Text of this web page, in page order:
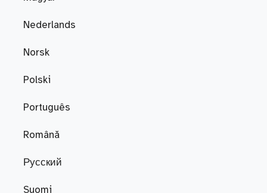
Nederlands
Norsk
Polski
Português
Română
Русский
Suomi